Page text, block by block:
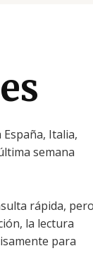
Italia,
semana
rápida, pero
la lectura
para